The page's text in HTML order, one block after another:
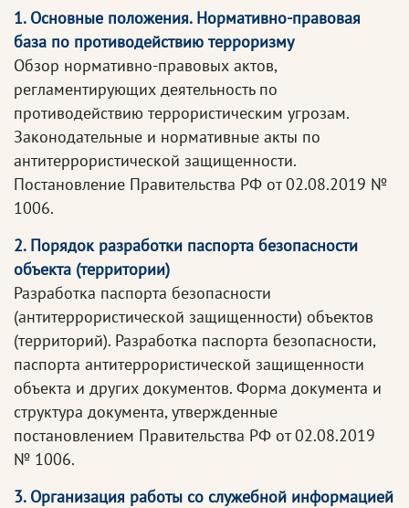
1. Основные положения. Нормативно-правовая
база по противодействию терроризму
Обзор нормативно-правовых актов,
регламентирующих деятельность по
противодействию террористическим угрозам.
Законодательные и нормативные акты по
антитеррористической защищенности.
Постановление Правительства РФ от 02.08.2019 №
1006.
2. Порядок разработки паспорта безопасности
объекта (территории)
Разработка паспорта безопасности
(антитеррористической защищенности) объектов
(территорий). Разработка паспорта безопасности,
паспорта антитеррористической защищенности
объекта и других документов. Форма документа и
структура документа, утвержденные
постановлением Правительства РФ от 02.08.2019
№ 1006.
3. Организация работы со служебной информацией